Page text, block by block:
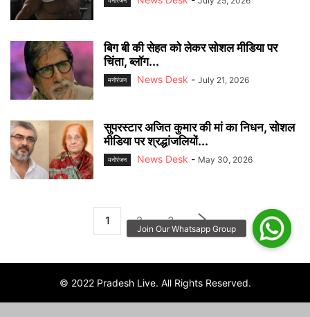
बिग बी की सेहत को लेकर सोशल मीडिया पर
चिंता, ब्लॉग...
मनोरंजन News Desk - July 21, 2026
सुपरस्टार अजित कुमार की मां का निधन, सोशल
मीडिया पर श्रद्धांजलियों...
मनोरंजन News Desk - May 30, 2026
1 2 3
© 2022 Pradesh Live. All Rights Reserved.